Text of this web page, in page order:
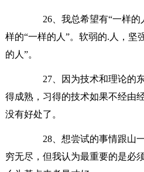
26、我总希望有“一样的
样的“一样的人”。软弱的.人，坚
的人”。
27、因为技术和理论的东
得成熟，习得的技术如果不经由
没有好处了。
28、想尝试的事情跟山一
穷无尽，但我认为最重要的是必